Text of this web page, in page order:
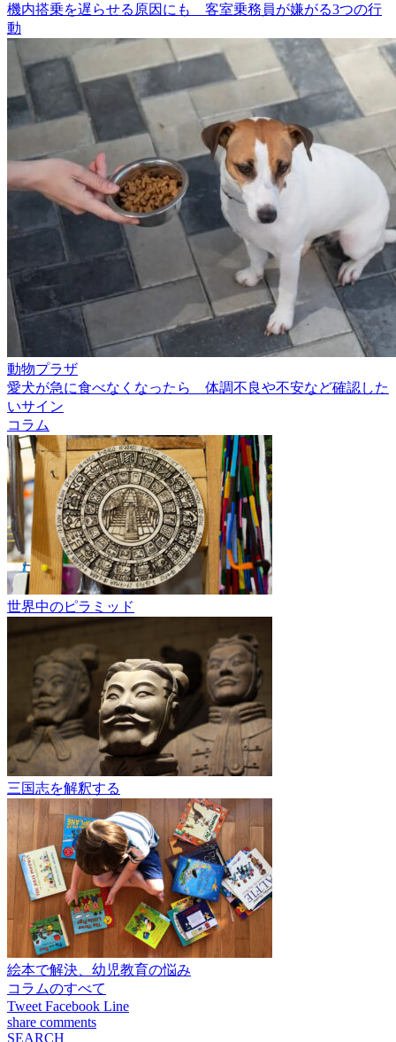
機内搭乗を遅らせる原因にも 客室乗務員が嫌がる3つの行
動
動物プラザ
愛犬が急に食べなくなったら 体調不良や不安など確認した
いサイン
コラム
世界中のピラミッド
三国志を解釈する
絵本で解決、幼児教育の悩み
コラムのすべて
Tweet Facebook Line
share comments
SEARCH